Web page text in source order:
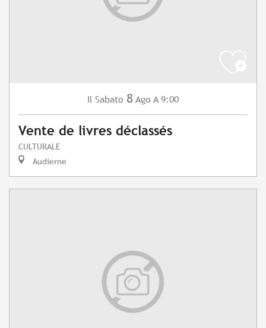
Il Sabato 8 Ago A 9:00
Vente de livres déclassés
CULTURALE
Audierne